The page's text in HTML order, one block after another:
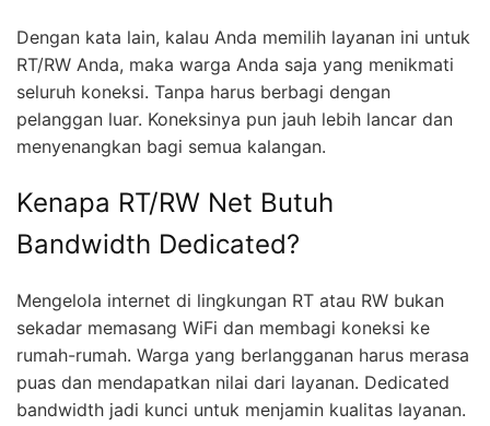
Dengan kata lain, kalau Anda memilih layanan ini untuk
RT/RW Anda, maka warga Anda saja yang menikmati
seluruh koneksi. Tanpa harus berbagi dengan
pelanggan luar. Koneksinya pun jauh lebih lancar dan
menyenangkan bagi semua kalangan.
Kenapa RT/RW Net Butuh
Bandwidth Dedicated?
Mengelola internet di lingkungan RT atau RW bukan
sekadar memasang WiFi dan membagi koneksi ke
rumah-rumah. Warga yang berlangganan harus merasa
puas dan mendapatkan nilai dari layanan. Dedicated
bandwidth jadi kunci untuk menjamin kualitas layanan.